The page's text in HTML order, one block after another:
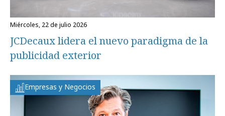
miércoles, 22 de julio 2026
JCDecaux lidera el nuevo paradigma de la
publicidad exterior
Empresas y Negocios